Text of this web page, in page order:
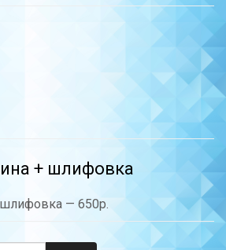
+ шлифовка
— 650р.